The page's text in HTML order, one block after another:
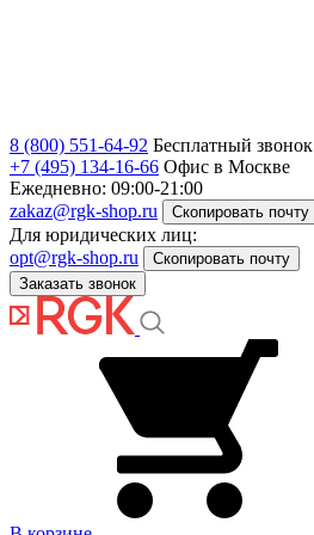
8 (800) 551-64-92 Бесплатный звонок
+7 (495) 134-16-66 Офис в Москве
Ежедневно: 09:00-21:00
zakaz@rgk-shop.ru
Скопировать почту
Для юридических лиц:
opt@rgk-shop.ru
Скопировать почту
Заказать звонок